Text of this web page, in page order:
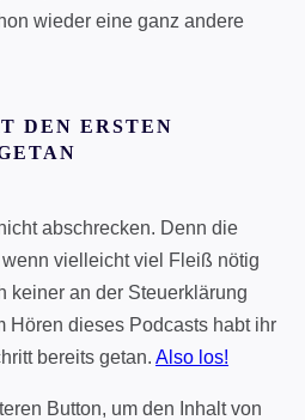
wieder eine ganz andere
DEN ERSTEN
abschrecken. Denn die
vielleicht viel Fleiß nötig
keiner an der Steuerklärung
Hören dieses Podcasts habt ihr
bereits getan. Also los!
Button, um den Inhalt von